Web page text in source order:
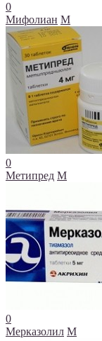
0
Мифолиан М
0
Метипред М
0
Мерказолил М